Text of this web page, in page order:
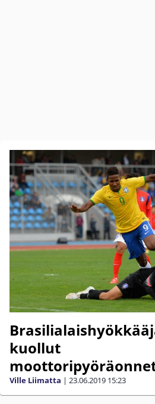
kuollut
Ville Liimatta | 23.06.2019 15:23